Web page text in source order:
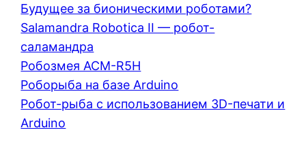
Будущее за бионическими роботами?
Salamandra Robotica II — робот-
саламандра
Робозмея ACM-R5H
Роборыба на базе Arduino
Робот-рыба с использованием 3D-печати и
Arduino